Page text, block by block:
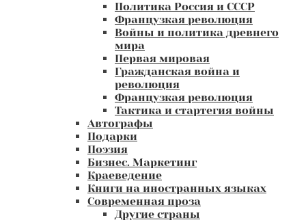
Политика Россия и СССР
Французкая революция
Войны и политика древнего
мира
Первая мировая
Гражданская война и
революция
Французкая революция
Тактика и стартегия войны
Автографы
Подарки
Поэзия
Бизнес. Маркетинг
Краеведение
Книги на иностранных языках
Современная проза
Другие страны